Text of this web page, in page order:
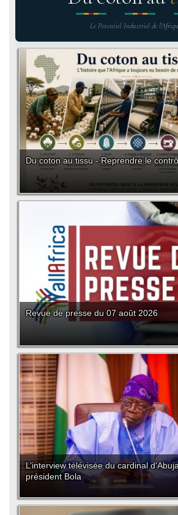
Le Potentiel Industriel de
Du coton au tissu - Reprendre le
Revue de presse du 07 août 2026
L’interview télévisée du cardinal
président Bola